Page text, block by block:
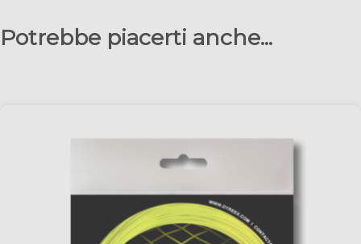
Potrebbe piacerti anche...